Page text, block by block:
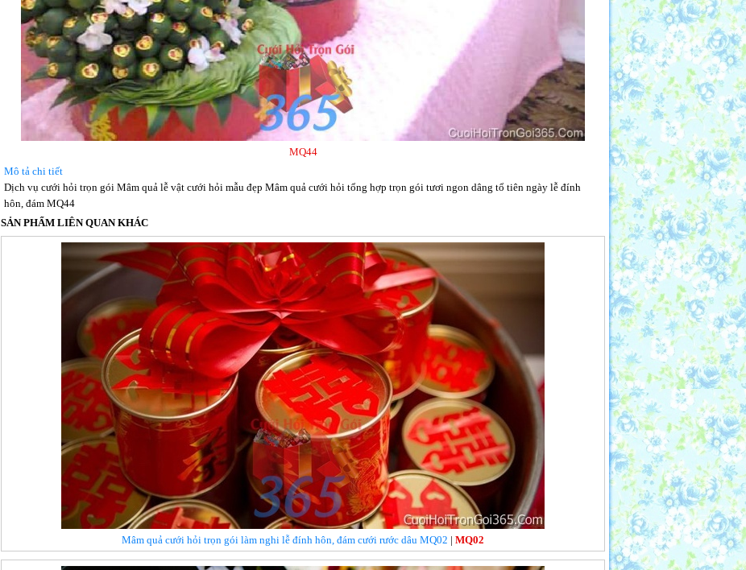
MQ44
Mô tả chi tiết
Dịch vụ cưới hỏi trọn gói Mâm quả lễ vật cưới hỏi mẫu đẹp Mâm quả cưới hỏi tổng hợp trọn gói tươi ngon dâng tổ tiên ngày lễ đính
hôn, đám MQ44
SẢN PHẨM LIÊN QUAN KHÁC
Mâm quả cưới hỏi trọn gói làm nghi lễ đính hôn, đám cưới rước dâu MQ02 | MQ02